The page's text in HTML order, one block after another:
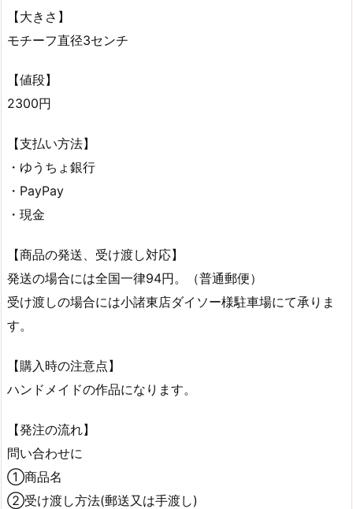
【大きさ】
モチーフ直径3センチ
【値段】
2300円
【支払い方法】
・ゆうちょ銀行
・PayPay
・現金
【商品の発送、受け渡し対応】
発送の場合には全国一律94円。（普通郵便）
受け渡しの場合には小諸東店ダイソー様駐車場にて承りま
す。
【購入時の注意点】
ハンドメイドの作品になります。
【発注の流れ】
問い合わせに
①商品名
②受け渡し方法(郵送又は手渡し)